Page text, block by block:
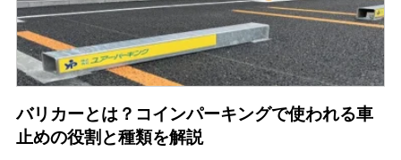
バリカーとは？コインパーキングで使われる車
止めの役割と種類を解説